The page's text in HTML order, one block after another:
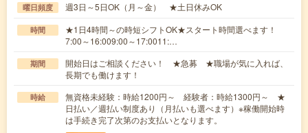
曜日頻度 週3日～5日OK（月～金） ★土日休みOK
時間
★1日4時間～の時短シフトOK★スタート時間選べます！
7:00～16:009:00～17:0011:…
期間
開始日はご相談ください！ ★急募 ★職場が気に入れば、
長期でも働けます！
時給
無資格未経験：時給1200円～ 経験者：時給1300円～ ★
日払い／週払い制度あり（月払いも選べます）※稼働開始時
は手続き完了次第のお支払いとなります。